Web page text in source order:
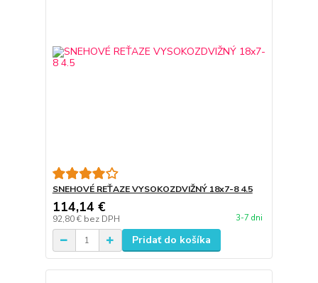
SNEHOVÉ REŤAZE VYSOKOZDVIŽNÝ 18x7-8 4.5
114,14 €
92,80 € bez DPH 3-7 dni
Pridať do košíka